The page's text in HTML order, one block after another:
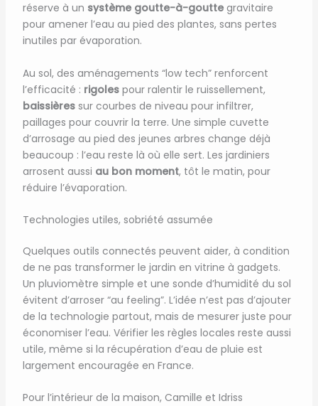
réserve à un système goutte-à-gouttegravitaire
pour amener l’eau au pied des plantes, sans pertes
inutiles par évaporation.
Au sol, des aménagements “low tech” renforcent
l’efficacité : rigolespour ralentir le ruissellement,
baissièressur courbes de niveau pour infiltrer,
paillages pour couvrir la terre. Une simple cuvette
d’arrosage au pied des jeunes arbres change déjà
beaucoup : l’eau reste là où elle sert. Les jardiniers
arrosent aussi au bon moment, tôt le matin, pour
réduire l’évaporation.
Technologies utiles, sobriété assumée
Quelques outils connectés peuvent aider, à condition
de ne pas transformer le jardin en vitrine à gadgets.
Un pluviomètre simple et une sonde d’humidité du sol
évitent d’arroser “au feeling”. L’idée n’est pas d’ajouter
de la technologie partout, mais de mesurer juste pour
économiser l’eau. Vérifier les règles locales reste aussi
utile, même si la récupération d’eau de pluie est
largement encouragée en France.
Pour l’intérieur de la maison, Camille et Idriss